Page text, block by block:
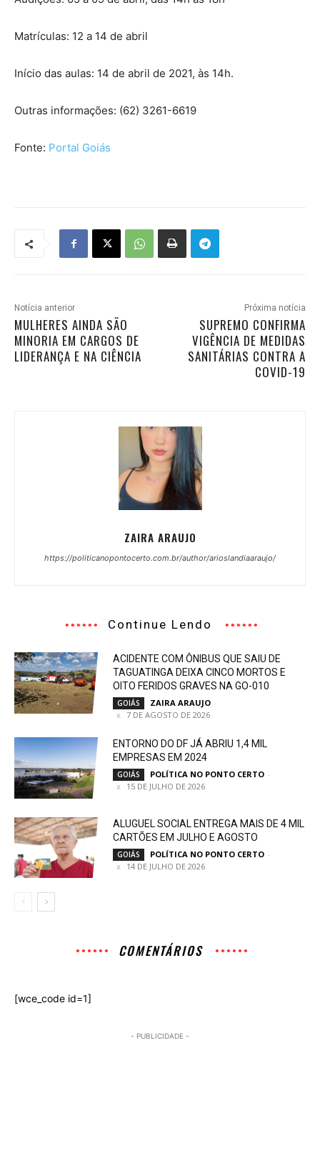
Matrículas: 12 a 14 de abril
Início das aulas: 14 de abril de 2021, às 14h.
Outras informações: (62) 3261-6619
Fonte: Portal Goiás
Notícia anterior
MULHERES AINDA SÃO
MINORIA EM CARGOS DE
LIDERANÇA E NA CIÊNCIA
Próxima notícia
SUPREMO CONFIRMA
VIGÊNCIA DE MEDIDAS
SANITÁRIAS CONTRA A
COVID-19
ZAIRA ARAUJO
https://politicanopontocerto.com.br/author/arioslandiaaraujo/
Continue Lendo
ACIDENTE COM ÔNIBUS QUE SAIU DE
TAGUATINGA DEIXA CINCO MORTOS E
OITO FERIDOS GRAVES NA GO-010
GOIÁS ZAIRA ARAUJO -
7 DE AGOSTO DE 2026
ENTORNO DO DF JÁ ABRIU 1,4 MIL
EMPRESAS EM 2024
GOIÁS POLÍTICA NO PONTO CERTO -
15 DE JULHO DE 2026
ALUGUEL SOCIAL ENTREGA MAIS DE 4 MIL
CARTÕES EM JULHO E AGOSTO
GOIÁS POLÍTICA NO PONTO CERTO -
14 DE JULHO DE 2026
COMENTÁRIOS
[wce_code id=1]
- PUBLICIDADE -